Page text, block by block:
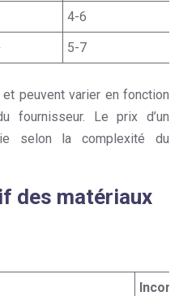
4-6
5-7
peuvent varier en fonction
Le prix d’un
selon la complexité du
des matériaux